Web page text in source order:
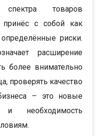
спектра товаров
с собой как
риски.
расширение
более внимательно
проверять качество
– это новые
и необходимость